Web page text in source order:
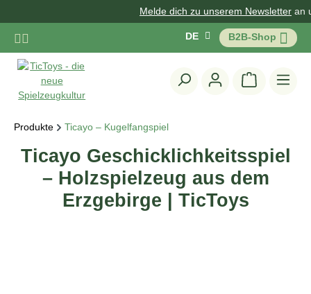
Melde dich zu unserem Newsletteran
DE B2B-Shop
Produkte Ticayo – Kugelfangspiel
Ticayo Geschicklichkeitsspiel
– Holzspielzeug aus dem
Erzgebirge | TicToys